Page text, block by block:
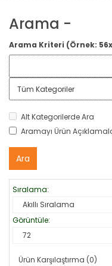
Arama -
Arama Kriteri (Örnek:
Alt Kategorilerde Ara
Aramayı Ürün
Sıralama:
Görüntüle:
Ürün Karşılaştırma (0)